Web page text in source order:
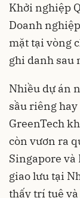
Khởi nghiệp
Doanh
mặt tại vòng
ghi danh sau
Nhiều dự án
sầu riêng
GreenTech
còn vươn ra
Singapore và
giao lưu tại
thấy trí tuệ